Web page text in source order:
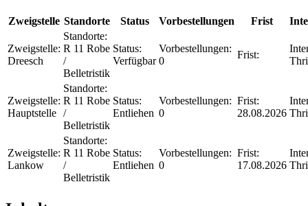
Zweigstelle Standorte Status Vorbestellungen Frist
Zweigstelle:
Dreesch
Standorte:
R 11 Robe
/
Belletristik
Status:
Verfügbar
Vorbestellungen:
0
Frist:
Zweigstelle:
Hauptstelle
Standorte:
R 11 Robe
/
Belletristik
Status:
Entliehen
Vorbestellungen:
0
Frist:
28.08.2026
Zweigstelle:
Lankow
Standorte:
R 11 Robe
/
Belletristik
Status:
Entliehen
Vorbestellungen:
0
Frist:
17.08.2026